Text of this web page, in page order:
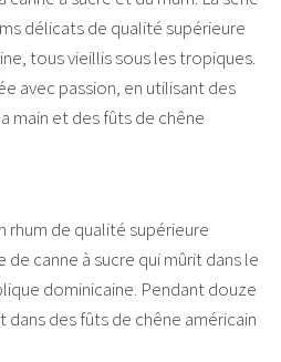
délicats de qualité supérieure
tous vieillis sous les tropiques.
avec passion, en utilisant des
main et des fûts de chêne
rhum de qualité supérieure
canne à sucre qui mûrit dans le
dominicaine. Pendant douze
dans des fûts de chêne américain